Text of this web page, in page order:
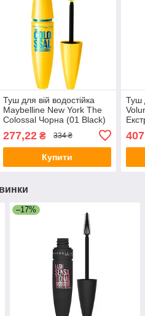
Туш для вій водостійка
Maybelline New York The
Colossal Чорна (01 Black)
277,22₴ 334 ₴
Купити
Туш
–17%